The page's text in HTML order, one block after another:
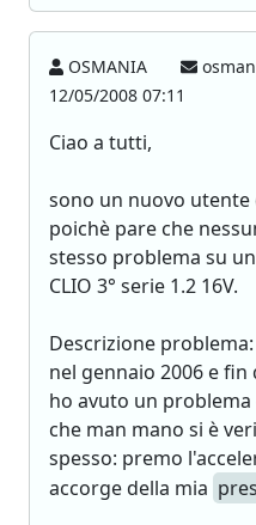
OSMANIA
12/05/2008 07:11
Ciao a tutti,
sono un nuovo
poichè pare che
stesso problema su
CLIO 3° serie 1.2 16V.
Descrizione
nel gennaio 2006 e
ho avuto un
che man mano si è
spesso: premo
accorge della mia